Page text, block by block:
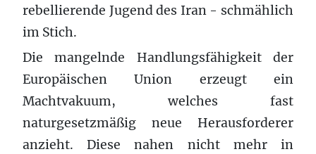
rebellierende Jugend des Iran - schmählich
im Stich.
Die mangelnde Handlungsfähigkeit der
Europäischen Union erzeugt ein
Machtvakuum, welches fast
naturgesetzmäßig neue Herausforderer
anzieht. Diese nahen nicht mehr in